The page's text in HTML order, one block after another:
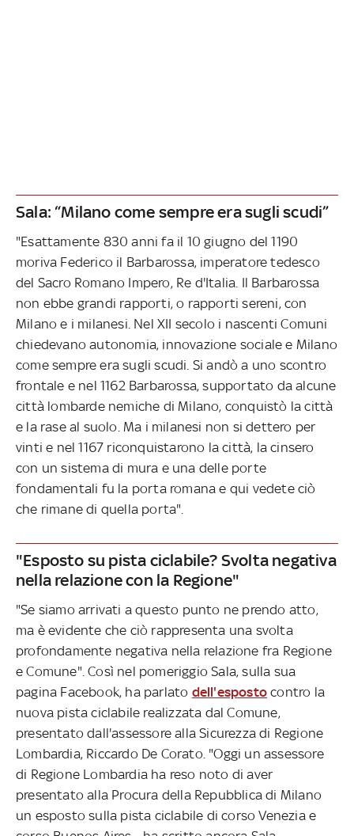
Sala: “Milano come sempre era sugli scudi”
"Esattamente 830 anni fa il 10 giugno del 1190
moriva Federico il Barbarossa, imperatore tedesco
del Sacro Romano Impero, Re d'Italia. Il Barbarossa
non ebbe grandi rapporti, o rapporti sereni, con
Milano e i milanesi. Nel XII secolo i nascenti Comuni
chiedevano autonomia, innovazione sociale e Milano
come sempre era sugli scudi. Si andò a uno scontro
frontale e nel 1162 Barbarossa, supportato da alcune
città lombarde nemiche di Milano, conquistò la città
e la rase al suolo. Ma i milanesi non si dettero per
vinti e nel 1167 riconquistarono la città, la cinsero
con un sistema di mura e una delle porte
fondamentali fu la porta romana e qui vedete ciò
che rimane di quella porta".
"Esposto su pista ciclabile? Svolta negativa
nella relazione con la Regione"
"Se siamo arrivati a questo punto ne prendo atto,
ma è evidente che ciò rappresenta una svolta
profondamente negativa nella relazione fra Regione
e Comune". Così nel pomeriggio Sala, sulla sua
pagina Facebook, ha parlato dell'esposto contro la
nuova pista ciclabile realizzata dal Comune,
presentato dall'assessore alla Sicurezza di Regione
Lombardia, Riccardo De Corato. "Oggi un assessore
di Regione Lombardia ha reso noto di aver
presentato alla Procura della Repubblica di Milano
un esposto sulla pista ciclabile di corso Venezia e